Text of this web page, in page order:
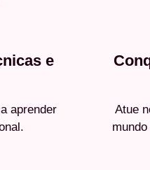
e
aprender
Atue